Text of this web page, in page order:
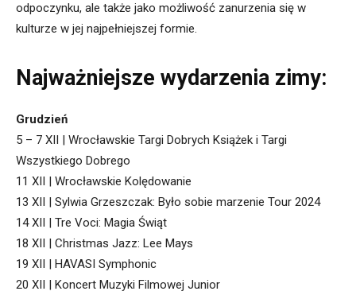
odpoczynku, ale także jako możliwość zanurzenia się w
kulturze w jej najpełniejszej formie.
Najważniejsze wydarzenia zimy:
Grudzień
5 – 7 XII | Wrocławskie Targi Dobrych Książek i Targi
Wszystkiego Dobrego
11 XII | Wrocławskie Kolędowanie
13 XII | Sylwia Grzeszczak: Było sobie marzenie Tour 2024
14 XII | Tre Voci: Magia Świąt
18 XII | Christmas Jazz: Lee Mays
19 XII | HAVASI Symphonic
20 XII | Koncert Muzyki Filmowej Junior